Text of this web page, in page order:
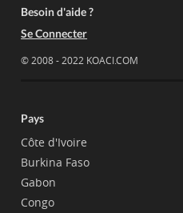
Besoin d'aide ?
Se Connecter
© 2008 - 2022 KOACI.COM
Pays
Côte d'Ivoire
Burkina Faso
Gabon
Congo